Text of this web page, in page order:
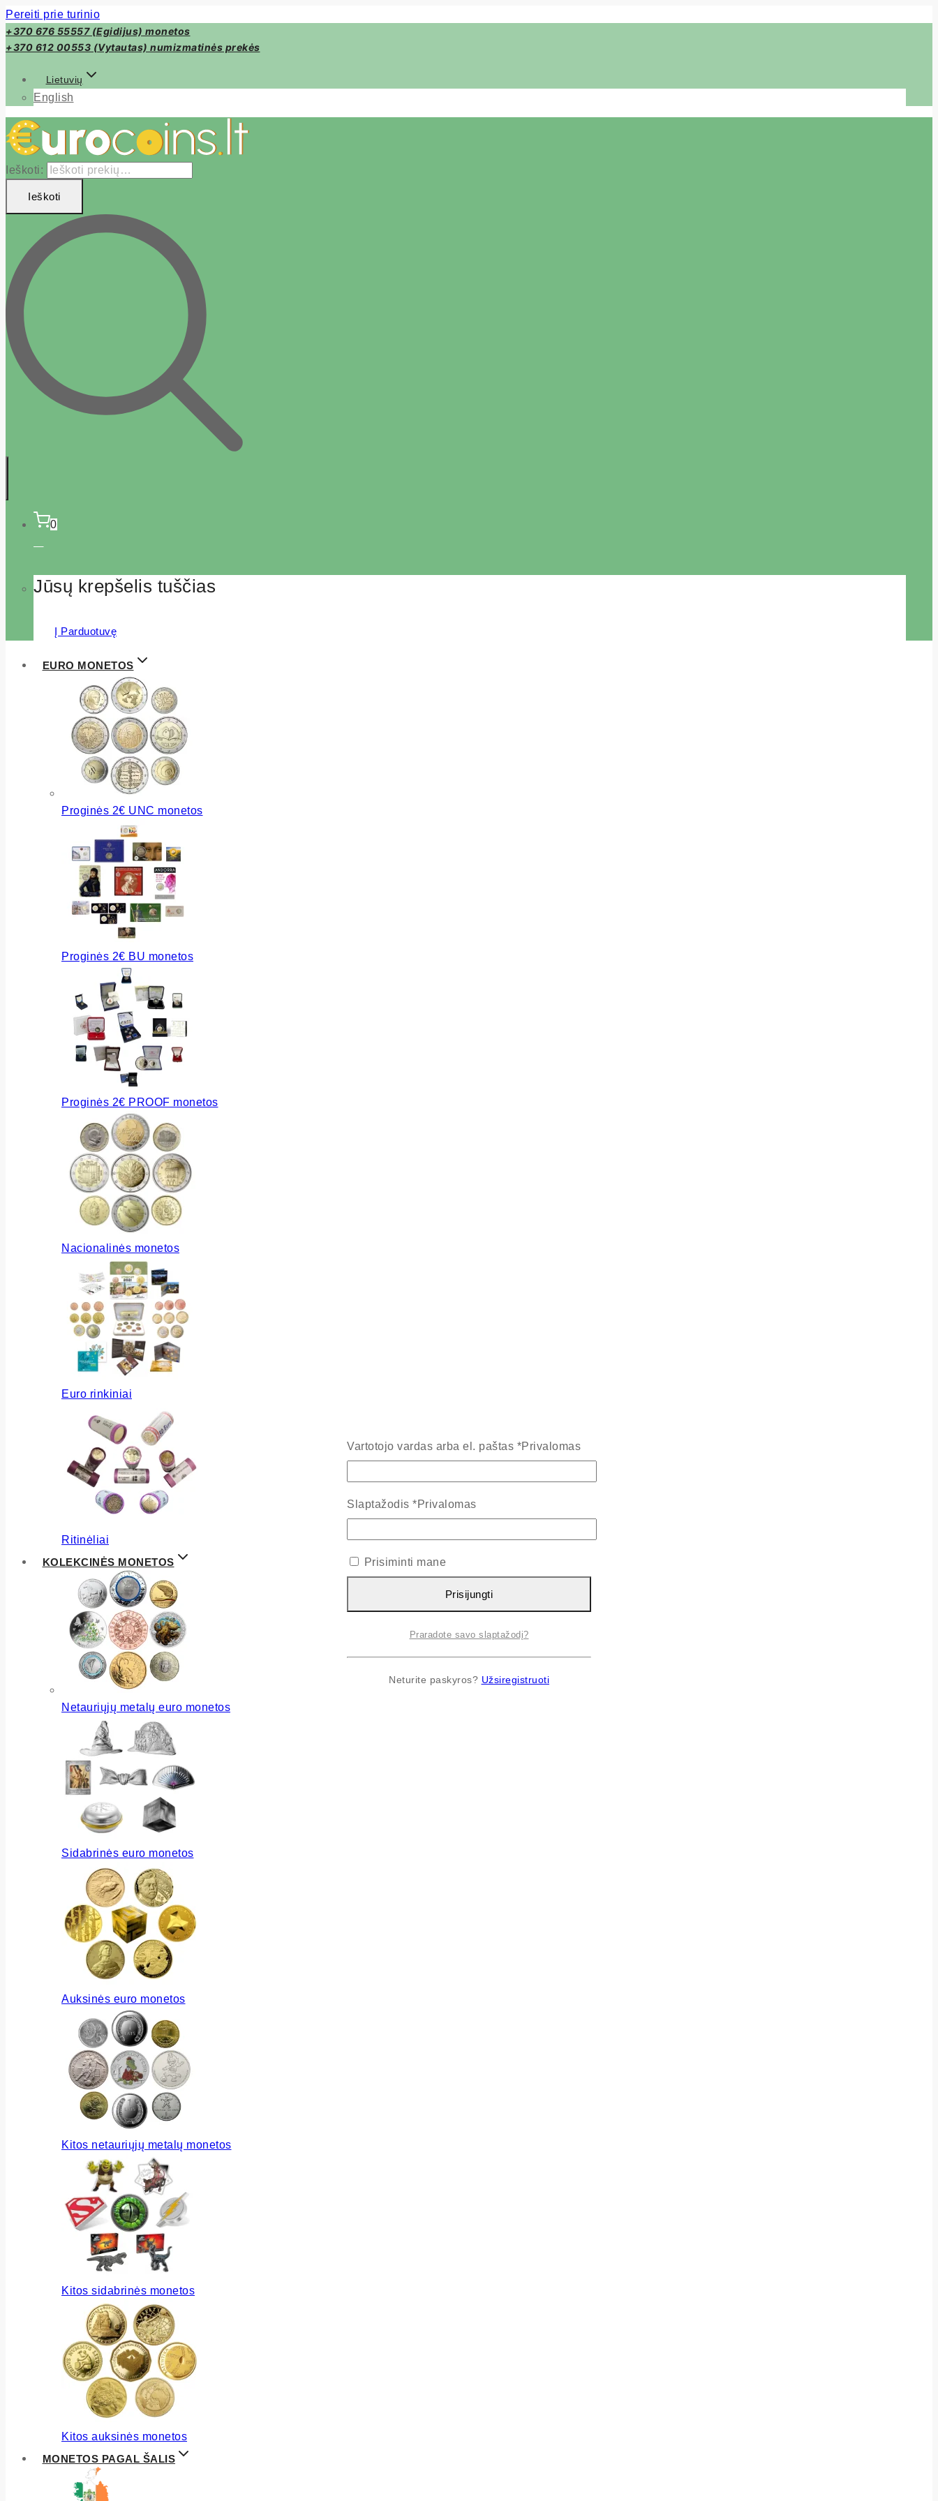
Pereiti prie turinio
+370 676 55557 (Egidijus) monetos
+370 612 00553 (Vytautas) numizmatinės prekės
Lietuvių
English
Ieškoti:
Ieškoti
0
Jūsų krepšelis tuščias
Į Parduotuvę
EURO MONETOS
Proginės 2€ UNC monetos
Proginės 2€ BU monetos
Proginės 2€ PROOF monetos
Nacionalinės monetos
Euro rinkiniai
Ritinėliai
KOLEKCINĖS MONETOS
Netauriųjų metalų euro monetos
Sidabrinės euro monetos
Auksinės euro monetos
Kitos netauriųjų metalų monetos
Kitos sidabrinės monetos
Kitos auksinės monetos
MONETOS PAGAL ŠALIS
Vartotojo vardas arba el. paštas *Privalomas
Slaptažodis *Privalomas
Prisiminti mane
Prisijungti
Praradote savo slaptažodį?
Neturite paskyros? Užsiregistruoti